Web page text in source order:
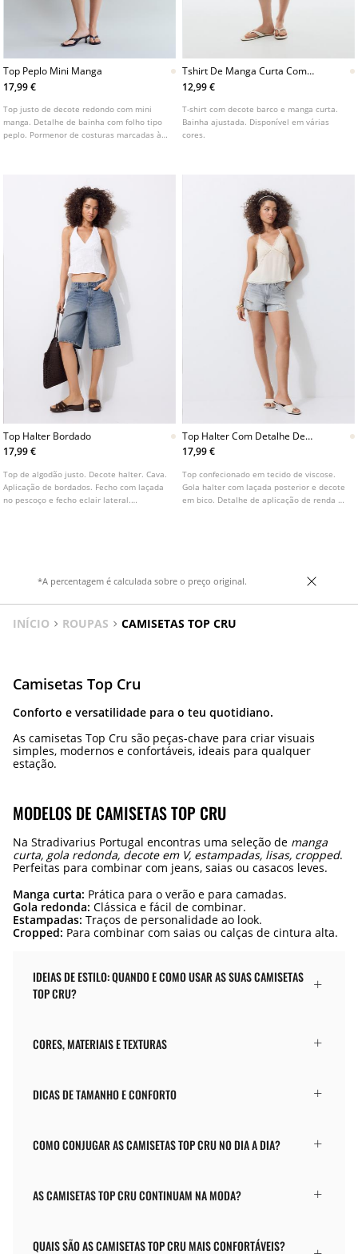
Top Peplo Mini Manga
17,99 €
Top justo de decote redondo com mini
manga. Detalhe de bainha com folho tipo
peplo. Pormenor de costuras marcadas à
Tshirt De Manga Curta Com
Decote Barco
12,99 €
T-shirt com decote barco e manga curta.
Bainha ajustada. Disponível em várias
cores.
Top Halter Bordado
17,99 €
Top de algodão justo. Decote halter. Cava.
Aplicação de bordados. Fecho com laçada
no pescoço e fecho eclair lateral.
Top Halter Com Detalhe De
Renda
17,99 €
Top confecionado em tecido de viscose.
Gola halter com laçada posterior e decote
em bico. Detalhe de aplicação de renda no
*A percentagem é calculada sobre o preço original.
INÍCIO ROUPAS CAMISETAS TOP CRU
Camisetas Top Cru
Conforto e versatilidade para o teu quotidiano.
As camisetas Top Cru são peças-chave para criar visuais
simples, modernos e confortáveis, ideais para qualquer
estação.
MODELOS DE CAMISETAS TOP CRU
Na Stradivarius Portugal encontras uma seleção de manga
curta, gola redonda, decote em V, estampadas, lisas, cropped.
Perfeitas para combinar com jeans, saias ou casacos leves.
Manga curta: Prática para o verão e para camadas.
Gola redonda: Clássica e fácil de combinar.
Estampadas: Traços de personalidade ao look.
Cropped: Para combinar com saias ou calças de cintura alta.
IDEIAS DE ESTILO: QUANDO E COMO USAR AS SUAS CAMISETAS
TOP CRU?
CORES, MATERIAIS E TEXTURAS
DICAS DE TAMANHO E CONFORTO
COMO CONJUGAR AS CAMISETAS TOP CRU NO DIA A DIA?
AS CAMISETAS TOP CRU CONTINUAM NA MODA?
QUAIS SÃO AS CAMISETAS TOP CRU MAIS CONFORTÁVEIS?